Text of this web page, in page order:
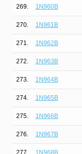
269. 1N960B
270. 1N961B
271. 1N962B
272. 1N963B
273. 1N964B
274. 1N965B
275. 1N966B
276. 1N967B
277. 1N968B